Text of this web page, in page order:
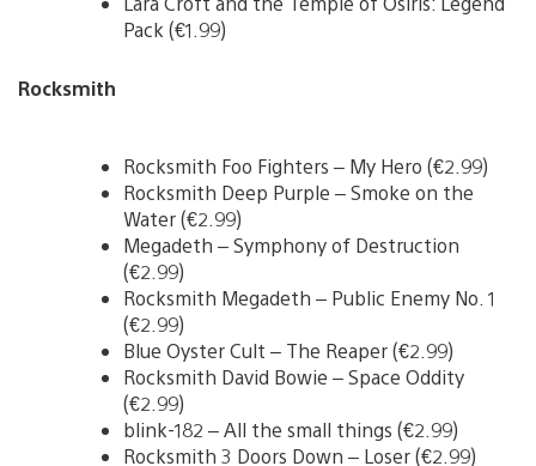
Pack (€1.99)
Rocksmith
Rocksmith Foo Fighters – My Hero (€2.99)
Rocksmith Deep Purple – Smoke on the
Water (€2.99)
Megadeth – Symphony of Destruction
(€2.99)
Rocksmith Megadeth – Public Enemy No. 1
(€2.99)
Blue Oyster Cult – The Reaper (€2.99)
Rocksmith David Bowie – Space Oddity
(€2.99)
blink-182 – All the small things (€2.99)
Rocksmith 3 Doors Down – Loser (€2.99)